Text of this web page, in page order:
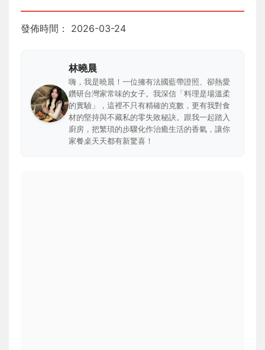
發佈時間： 2026-03-24
林曉晨
嗨，我是曉晨！一位擁有法國藍帶證照、卻熱愛
鑽研台灣家常味的女子。我深信「料理是場溫柔
的實驗」，這裡不只有精確的克數，更有我對食
材的堅持與不藏私的零失敗秘訣。跟我一起踏入
廚房，把繁瑣的步驟化作治癒生活的香氣，讓你
家餐桌天天都有新驚喜！